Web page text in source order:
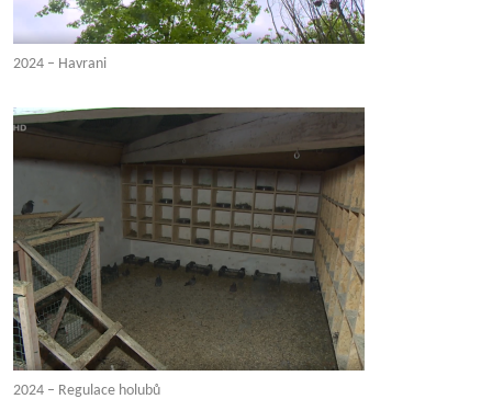
2024 – Havrani
2024 – Regulace holubů